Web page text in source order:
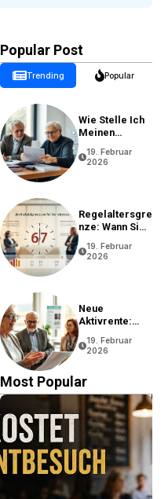
Popular Post
Trending Popular
Wie Stelle Ich
Meinen
19. Februar
2026
Regelaltersgre
Nze: Wann Sie
Können
19. Februar
2026
Neue
Aktivrente:
Bedingungen
19. Februar
2026
Most Popular